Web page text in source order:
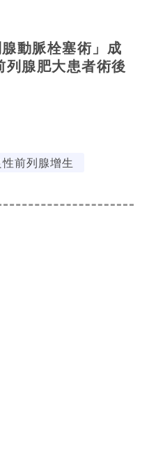
動脈栓塞術」成
腺肥大患者術後
性前列腺增生